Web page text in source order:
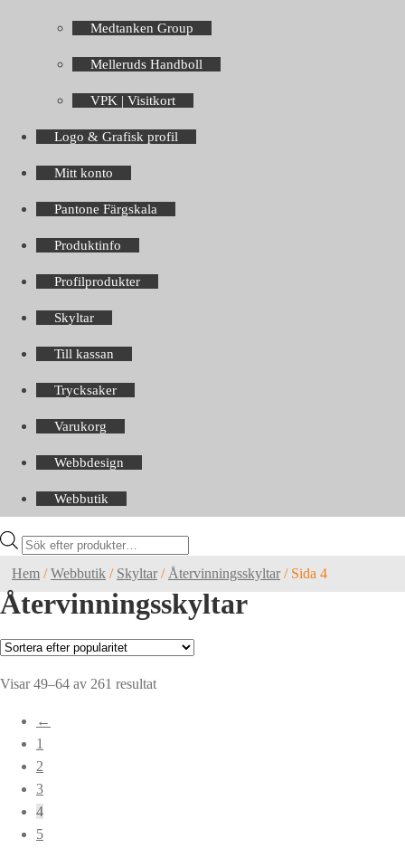
Medtanken Group
Melleruds Handboll
VPK | Visitkort
Logo & Grafisk profil
Mitt konto
Pantone Färgskala
Produktinfo
Profilprodukter
Skyltar
Till kassan
Trycksaker
Varukorg
Webbdesign
Webbutik
Products
Hem /Webbutik / Skyltar / Återvinningsskyltar / Sida 4
Återvinningsskyltar
Visar 49–64 av 261 resultatSortera
←
1
2
3
4
5